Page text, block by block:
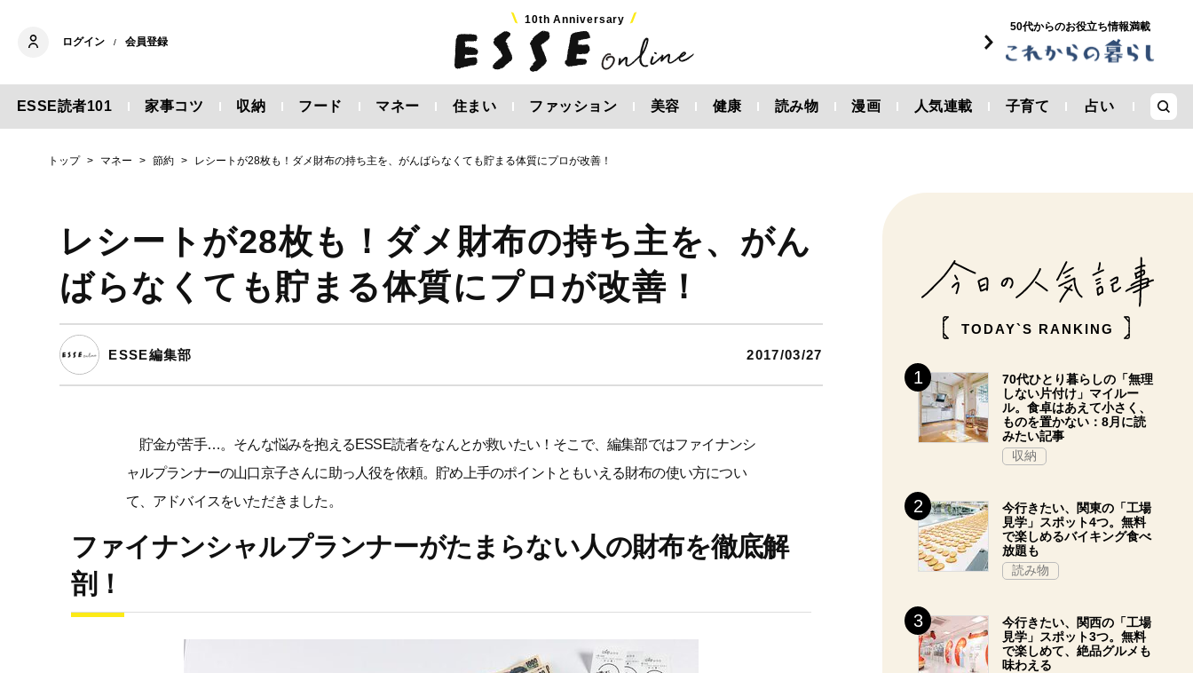
ログイン / 会員登録
10th Anniversary
50代からのお役立ち情報満載
ESSE読者101 家事コツ 収納 フード マネー 住まい ファッション 美容 健康 読み物 漫画 人気連載 子育て 占い
トップ マネー 節約 レシートが28枚も！ダメ財布の持ち主を、がんばらなくても貯まる体質にプロが改善！
レシートが28枚も！ダメ財布の持ち主を、がん
ばらなくても貯まる体質にプロが改善！
ESSE編集部 2017/03/27
貯金が苦手…。そんな悩みを抱えるESSE読者をなんとか救いたい！そこで、編集部ではファイナンシ
ャルプランナーの山口京子さんに助っ人役を依頼。貯め上手のポイントともいえる財布の使い方につい
て、アドバイスをいただきました。
ファイナンシャルプランナーがたまらない人の財布を徹底解
剖！
TODAY`S RANKING
70代ひとり暮らしの「無理
しない片付け」マイルー
ル。食卓はあえて小さく、
ものを置かない：8月に読
みたい記事
収納
今行きたい、関東の「工場
見学」スポット4つ。無料
で楽しめるバイキング食べ
放題も
読み物
今行きたい、関西の「工場
見学」スポット3つ。無料
で楽しめて、絶品グルメも
味わえる